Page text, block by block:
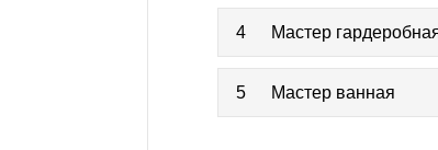
4 Мастер
5 Мастер ванная